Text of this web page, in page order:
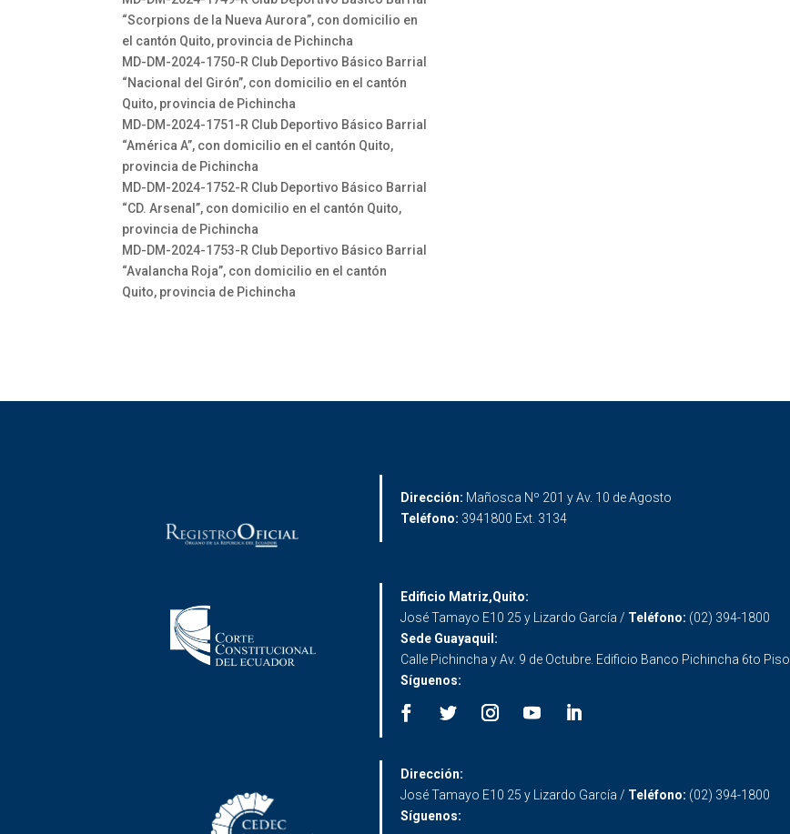
“Scorpions de la Nueva Aurora”, con domicilio en
el cantón Quito, provincia de Pichincha
MD-DM-2024-1750-R Club Deportivo Básico Barrial
“Nacional del Girón”, con domicilio en el cantón
Quito, provincia de Pichincha
MD-DM-2024-1751-R Club Deportivo Básico Barrial
“América A”, con domicilio en el cantón Quito,
provincia de Pichincha
MD-DM-2024-1752-R Club Deportivo Básico Barrial
“CD. Arsenal”, con domicilio en el cantón Quito,
provincia de Pichincha
MD-DM-2024-1753-R Club Deportivo Básico Barrial
“Avalancha Roja”, con domicilio en el cantón
Quito, provincia de Pichincha
Dirección: Mañosca Nº 201 y Av. 10 de Agosto
Teléfono: 3941800 Ext. 3134
Edificio Matriz,Quito:
José Tamayo E10 25 y Lizardo García / Teléfono: (02) 394-1800
Sede Guayaquil:
Calle Pichincha y Av. 9 de Octubre. Edificio Banco Pichincha 6to Piso
Síguenos:
Dirección:
José Tamayo E10 25 y Lizardo García / Teléfono: (02) 394-1800
Síguenos: